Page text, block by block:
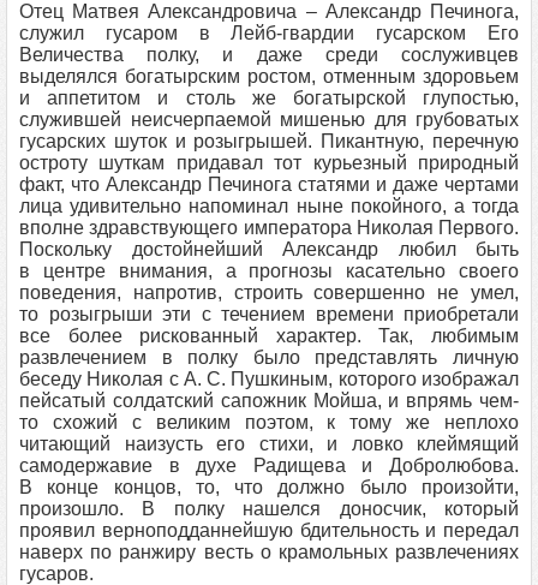
Отец Матвея Александровича – Александр Печинога,
служил гусаром в Лейб-гвардии гусарском Его
Величества полку, и даже среди сослуживцев
выделялся богатырским ростом, отменным здоровьем
и аппетитом и столь же богатырской глупостью,
служившей неисчерпаемой мишенью для грубоватых
гусарских шуток и розыгрышей. Пикантную, перечную
остроту шуткам придавал тот курьезный природный
факт, что Александр Печинога статями и даже чертами
лица удивительно напоминал ныне покойного, а тогда
вполне здравствующего императора Николая Первого.
Поскольку достойнейший Александр любил быть
в центре внимания, а прогнозы касательно своего
поведения, напротив, строить совершенно не умел,
то розыгрыши эти с течением времени приобретали
все более рискованный характер. Так, любимым
развлечением в полку было представлять личную
беседу Николая с А. С. Пушкиным, которого изображал
пейсатый солдатский сапожник Мойша, и впрямь чем-
то схожий с великим поэтом, к тому же неплохо
читающий наизусть его стихи, и ловко клеймящий
самодержавие в духе Радищева и Добролюбова.
В конце концов, то, что должно было произойти,
произошло. В полку нашелся доносчик, который
проявил верноподданнейшую бдительность и передал
наверх по ранжиру весть о крамольных развлечениях
гусаров.